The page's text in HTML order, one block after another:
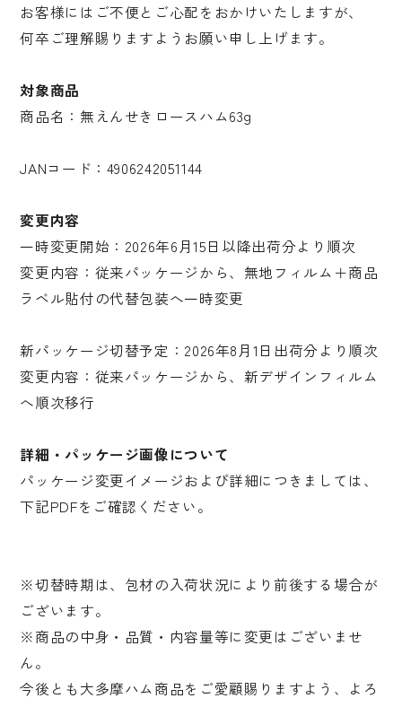
お客様にはご不便とご心配をおかけいたしますが、
何卒ご理解賜りますようお願い申し上げます。
対象商品
商品名：無えんせきロースハム63g
JANコード：4906242051144
変更内容
一時変更開始：2026年6月15日以降出荷分より順次
変更内容：従来パッケージから、無地フィルム＋商品
ラベル貼付の代替包装へ一時変更
新パッケージ切替予定：2026年8月1日出荷分より順次
変更内容：従来パッケージから、新デザインフィルム
へ順次移行
詳細・パッケージ画像について
パッケージ変更イメージおよび詳細につきましては、
下記PDFをご確認ください。
※切替時期は、包材の入荷状況により前後する場合が
ございます。
※商品の中身・品質・内容量等に変更はございませ
ん。
今後とも大多摩ハム商品をご愛顧賜りますよう、よろ